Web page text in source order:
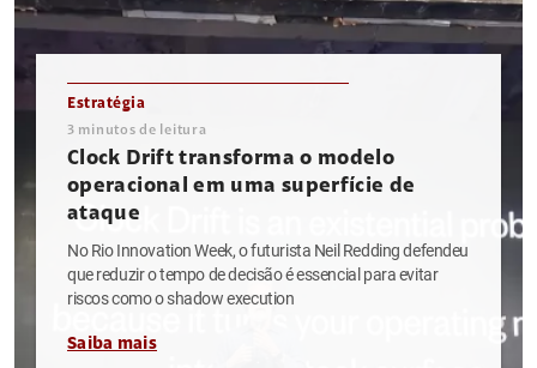
Estratégia
3 minutos de leitura
Clock Drift transforma o modelo
operacional em uma superfície de
ataque
No Rio Innovation Week, o futurista Neil Redding defendeu
que reduzir o tempo de decisão é essencial para evitar
riscos como o shadow execution
Saiba mais